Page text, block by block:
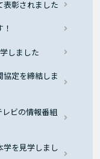
表彰されました
しました
定を締結しま
レビの情報番組
学を見学しまし